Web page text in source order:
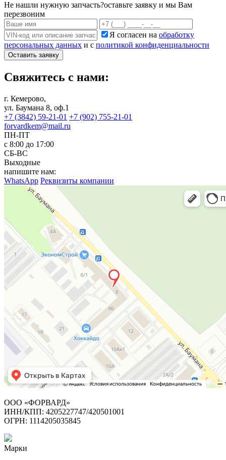
Не нашли нужную запчасть?оставьте заявку и мы Вам
перезвоним
Я согласен на обработку
персональных данных и с политикой конфиденциальности
Оставить заявку
Свяжитесь с нами:
г. Кемерово,
ул. Баумана 8, оф.1
+7 (3842) 59-21-01 +7 (902) 755-21-01
forvardkem@mail.ru
ПН-ПТ
с 8:00 до 17:00
СБ-ВС
Выходные
напишите нам:
WhatsApp Реквизиты компании
ООО «ФОРВАРД»
ИНН/КПП: 4205227747/420501001
ОГРН: 1114205035845
Марки